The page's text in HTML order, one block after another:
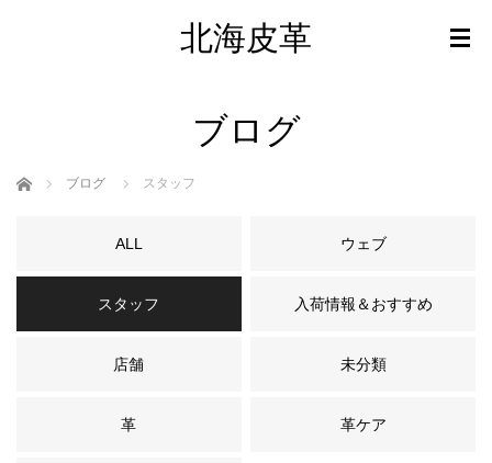
北海皮革
ブログ
ホーム ブログ スタッフ
ALL ウェブ
スタッフ 入荷情報＆おすすめ
店舗 未分類
革 革ケア